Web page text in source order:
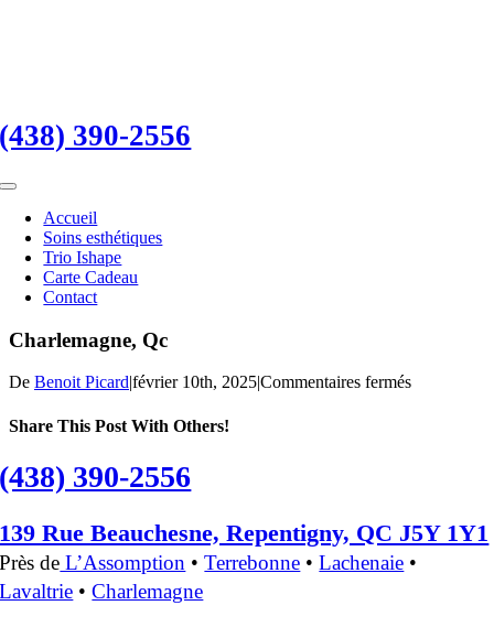
(438) 390-2556
Toggle
NavigationAccueil
Soins esthétiques
Trio Ishape
Carte Cadeau
Contact
Charlemagne, Qc
De Benoit Picard|février 10th, 2025|Commentaires ferméssur
Share This Post With Others!
Facebook
X
LinkedIn
Tumblr
Pinterest
Vk
Courriel
(438) 390-2556
139 Rue Beauchesne, Repentigny, QC J5Y 1Y1
Près de L’Assomption •Terrebonne •Lachenaie •
Lavaltrie •Charlemagne